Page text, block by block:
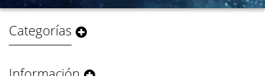
Categorías